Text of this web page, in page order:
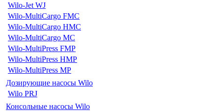
Wilo-Jet WJ
Wilo-MultiCargo FMC
Wilo-MultiCargo HMC
Wilo-MultiCargo MC
Wilo-MultiPress FMP
Wilo-MultiPress HMP
Wilo-MultiPress MP
Дозирующие насосы Wilo
Wilo PRJ
Консольные насосы Wilo